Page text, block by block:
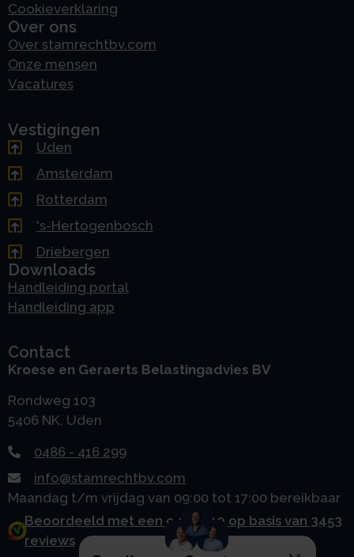
Cookieverklaring
Over ons
Over stamrechtbv.com
Onze mensen
Vacatures
Vestigingen
Uden
Amsterdam
Rotterdam
's-Hertogenbosch
Driebergen
Downloads
Handleiding portal
Handleiding app
Contact
Kroese en Geraerts Belastingadvies BV
Rondweg 103
5406 NK, Uden
0486 - 416 299
info@stamrechtbv.com
Maandag t/m vrijdag van 09:00 tot 17:00 bereikbaar
Beoordeeld met een 9.0 uit 10 op basis van 3453
reviews